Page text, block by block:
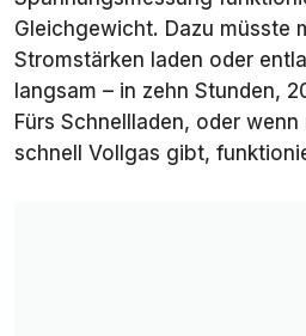
Gleichgewicht. Dazu müsste
Stromstärken laden oder
langsam – in zehn Stunden,
Fürs Schnellladen, oder wenn
schnell Vollgas gibt,